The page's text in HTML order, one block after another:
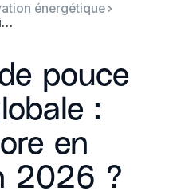
énergétique
Prime coup de pouce rénovation globale : Peut-on encore en bénéficier en 2026 ?
pouce
:
en
2026 ?